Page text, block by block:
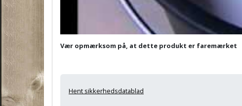
Vær opmærksom på, at dette produkt er faremærket
Hent sikkerhedsdatablad